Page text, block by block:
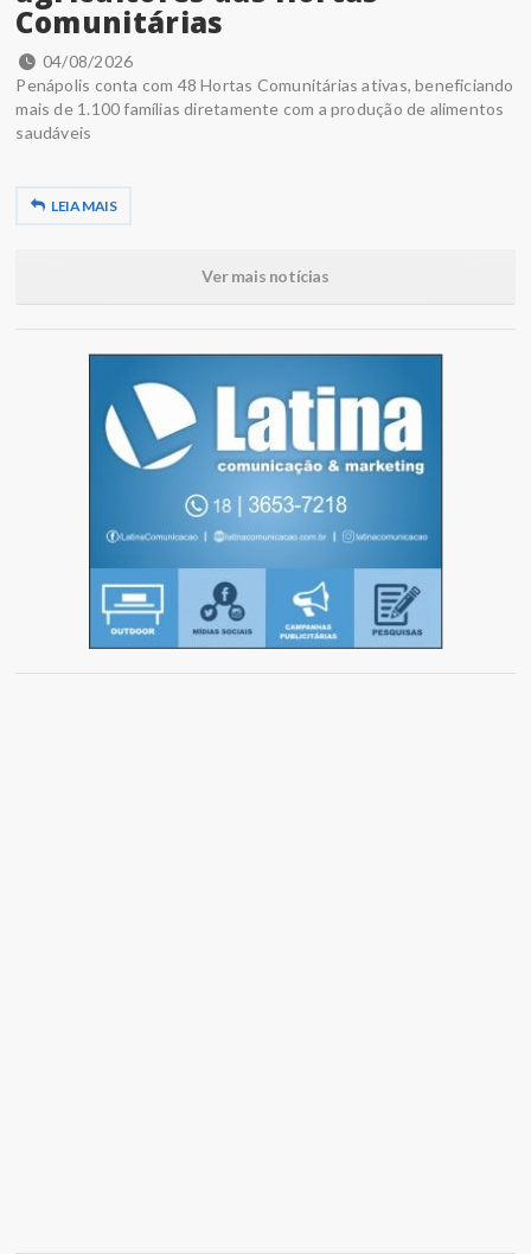
Comunitárias
04/08/2026
Penápolis conta com 48 Hortas Comunitárias ativas, beneficiando
mais de 1.100 famílias diretamente com a produção de alimentos
saudáveis
LEIA MAIS
Ver mais notícias